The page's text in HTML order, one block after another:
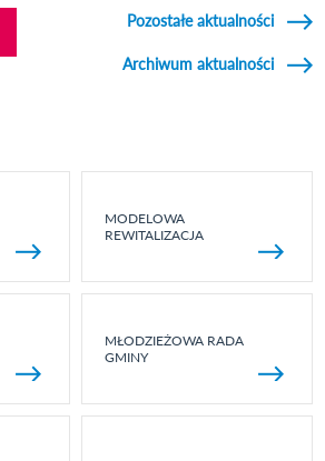
Pozostałe aktualności
Archiwum aktualności
MODELOWA
REWITALIZACJA
MŁODZIEŻOWA RADA
GMINY